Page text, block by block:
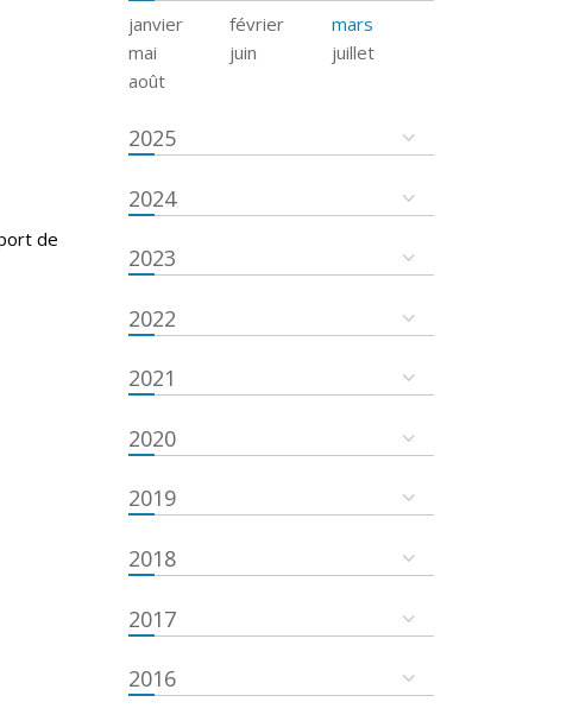
de
janvier février
mars
mai
juin
juillet
août
2025
2024
2023
2022
2021
2020
2019
2018
2017
2016